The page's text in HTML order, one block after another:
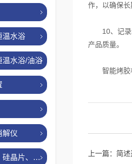
温水浴
温水浴/油浴
解仪
晶圆、光刻胶、硅晶片、烤胶机
作，以确保
10、记录和
产品质量。
智能烤胶机
上一篇： 简